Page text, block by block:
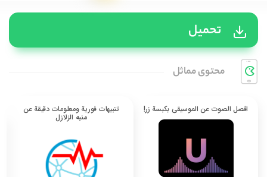
تحميل
محتوی مماثل
افصل الصوت عن الموسيقى بكبسة زر! تنبيهات فورية ومعلومات دقيقة عن
منبه الزلازل